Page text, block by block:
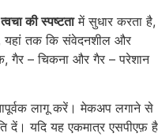
की स्पष्टतामें सुधार करता है,
यहां तक कि संवेदनशील और
गैर – चिकना और गैर – परेशान
लागू करें। मेकअप लगाने से
यदि यह एकमात्र एसपीएफ़ है